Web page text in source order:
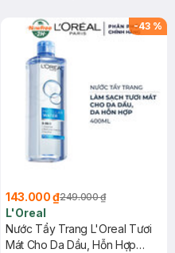
-43 %
143.000 ₫249.000 ₫
L'Oreal
Nước Tẩy Trang L'Oreal Tươi
Mát Cho Da Dầu, Hỗn Hợp